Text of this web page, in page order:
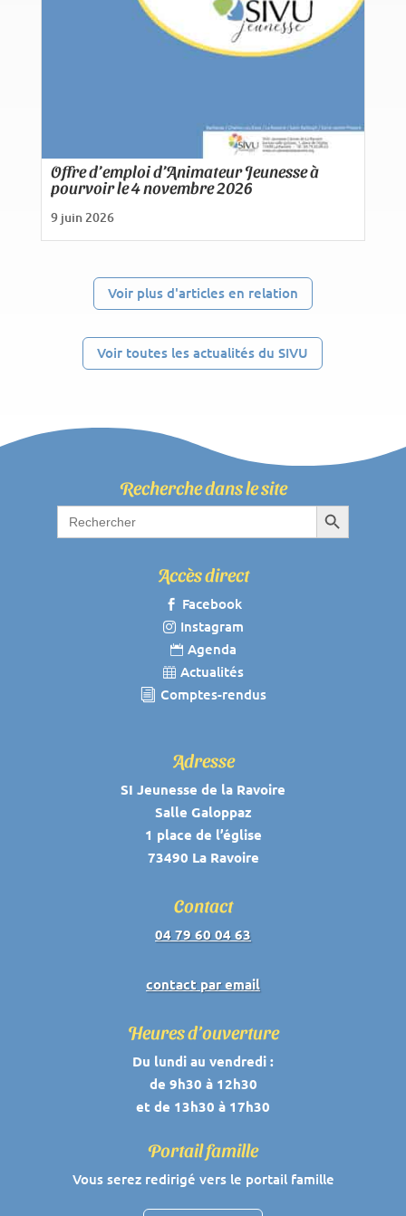
Offre d’emploi d’Animateur Jeunesse à
pourvoir le 4 novembre 2026
9 juin 2026
Voir plus d'articles en relation
Voir toutes les actualités du SIVU
Recherche dans le site
Search
for:
Search Button
Accès direct
 Facebook
 Instagram
 Agenda
 Actualités
i Comptes-rendus
Adresse
SI Jeunesse de la Ravoire
Salle Galoppaz
1 place de l’église
73490 La Ravoire
Contact
04 79 60 04 63
contact par email
Heures d’ouverture
Du lundi au vendredi :
de 9h30 à 12h30
et de 13h30 à 17h30
Portail famille
Vous serez redirigé vers le portail famille